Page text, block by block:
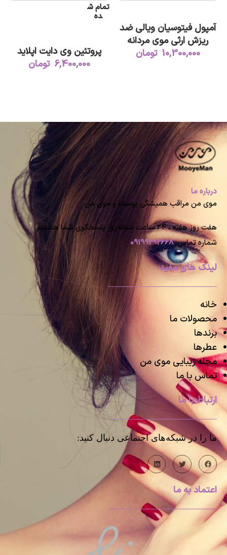
آمپول فیتوسیان ویالی ضد
ریزش ارثی موی مردانه
10,300,000 تومان
تمام ش
ده
پروتئین وی دایت اپلاید
6,400,000 تومان
درباره ما
موی من مراقب همیشگی پوست و موی من
هفت روز هفته ، ۲۴ ساعت شبانه‌روز پاسخگوی شما هستیم
شماره تماس:09199292668
لینک های مفید
خانه
محصولات ما
برندها
عطرها
مجله زیبایی موی من
تماس با ما
ارتباط با ما
ما را در شبکه‌های اجتماعی دنبال کنید:
اعتماد به ما